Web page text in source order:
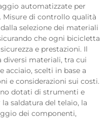
automatizzate per
Misure di controllo qualità
selezione dei materiali
che ogni bicicletta
e prestazioni. Il
materiali, tra cui
acciaio, scelti in base a
e considerazioni sui costi.
dotati di strumenti e
saldatura del telaio, la
dei componenti,